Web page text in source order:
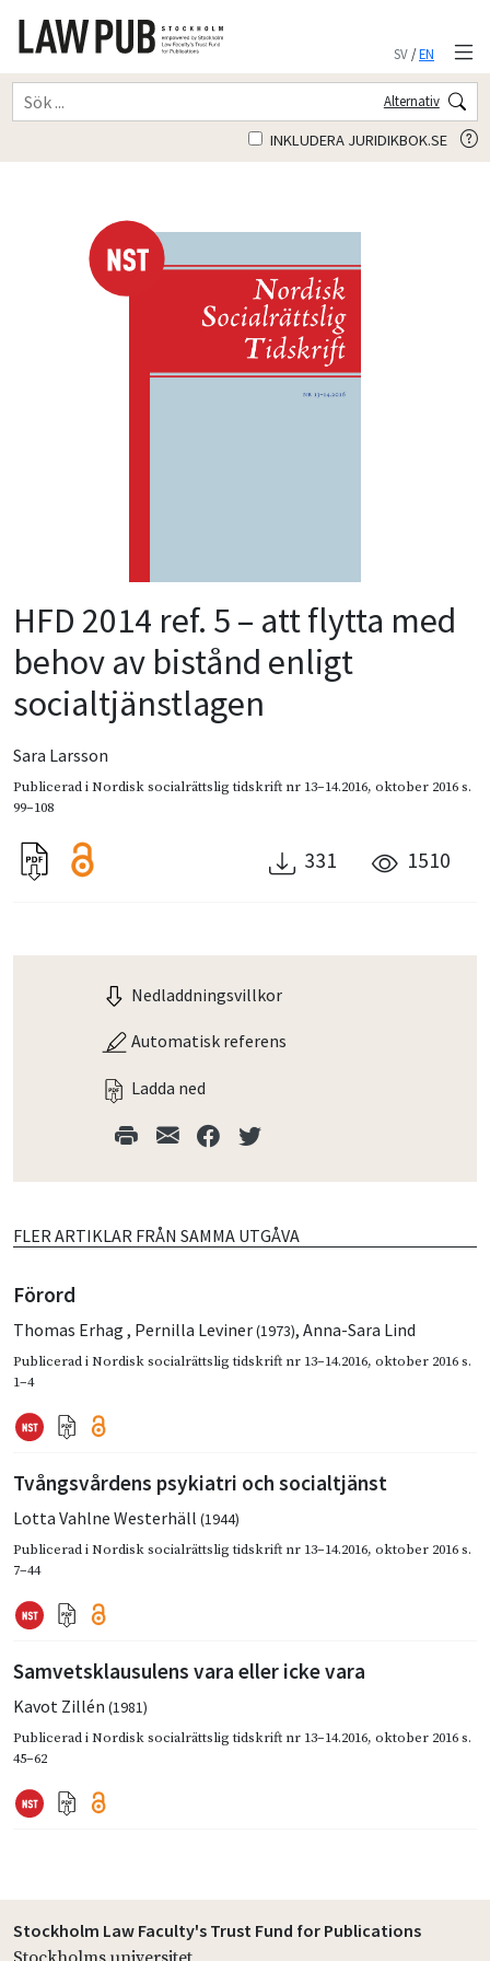
SV/EN
Alternativ
INKLUDERA JURIDIKBOK.SE
HFD 2014 ref. 5 – att flytta med
behov av bistånd enligt
socialtjänstlagen
Sara Larsson
Publicerad iNordisk socialrättslig tidskrift nr 13–14.2016, oktober 2016s.
99–108
331 1510
Nedladdningsvillkor
Automatisk referens
Ladda ned
FLER ARTIKLAR FRÅN SAMMA UTGÅVA
Förord
Thomas Erhag , Pernilla Leviner(1973), Anna-Sara Lind
Publicerad iNordisk socialrättslig tidskrift nr 13–14.2016, oktober 2016s.
1–4
Tvångsvårdens psykiatri och socialtjänst
Lotta Vahlne Westerhäll (1944)
Publicerad iNordisk socialrättslig tidskrift nr 13–14.2016, oktober 2016s.
7–44
Samvetsklausulens vara eller icke vara
Kavot Zillén (1981)
Publicerad iNordisk socialrättslig tidskrift nr 13–14.2016, oktober 2016s.
45–62
Stockholm Law Faculty's Trust Fund for Publications